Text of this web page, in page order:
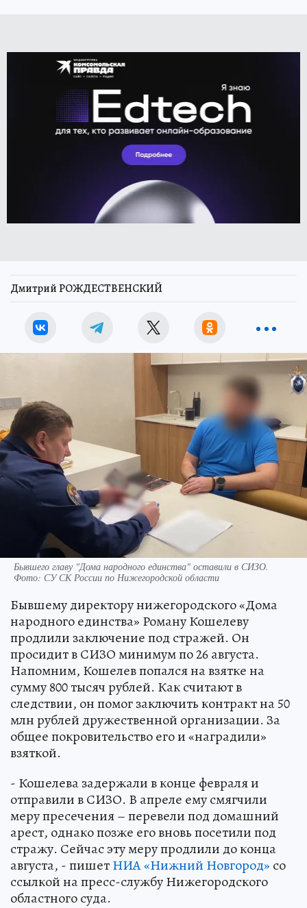
Дмитрий РОЖДЕСТВЕНСКИЙ
Бывшего главу "Дома народного единства" оставили в СИЗО.
Фото: СУ СК России по Нижегородской области
Бывшему директору нижегородского «Дома
народного единства» Роману Кошелеву
продлили заключение под стражей. Он
просидит в СИЗО минимум по 26 августа.
Напомним, Кошелев попался на взятке на
сумму 800 тысяч рублей. Как считают в
следствии, он помог заключить контракт на 50
млн рублей дружественной организации. За
общее покровительство его и «наградили»
взяткой.
- Кошелева задержали в конце февраля и
отправили в СИЗО. В апреле ему смягчили
меру пресечения – перевели под домашний
арест, однако позже его вновь посетили под
стражу. Сейчас эту меру продлили до конца
августа, - пишетНИА «Нижний Новгород» со
ссылкой на пресс-службу Нижегородского
областного суда.